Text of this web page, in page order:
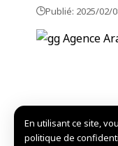
En utilisant ce site,
politique de
Publié: 2025/02/